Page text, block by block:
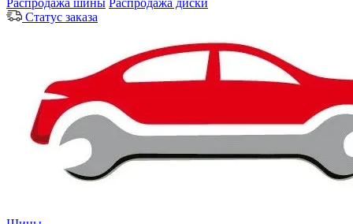
Распродажа шины Распродажа диски
Статус заказа